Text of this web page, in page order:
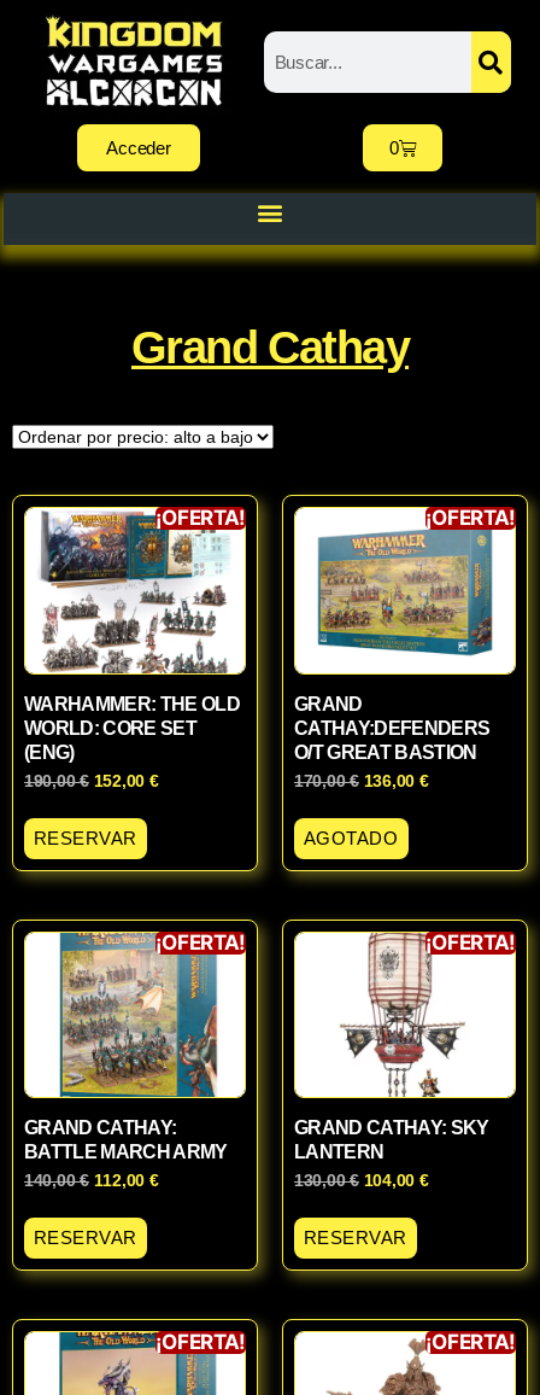
Acceder 0
Grand Cathay
¡OFERTA!
WARHAMMER: THE OLD
WORLD: CORE SET
(ENG)
190,00€ 152,00 €
RESERVAR
¡OFERTA!
GRAND
CATHAY:DEFENDERS
O/T GREAT BASTION
170,00€ 136,00 €
AGOTADO
¡OFERTA!
GRAND CATHAY:
BATTLE MARCH ARMY
140,00€ 112,00 €
RESERVAR
¡OFERTA!
GRAND CATHAY: SKY
LANTERN
130,00€ 104,00 €
RESERVAR
¡OFERTA! ¡OFERTA!